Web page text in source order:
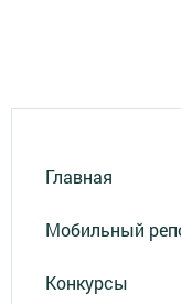
Главная
Мобильный
Конкурсы